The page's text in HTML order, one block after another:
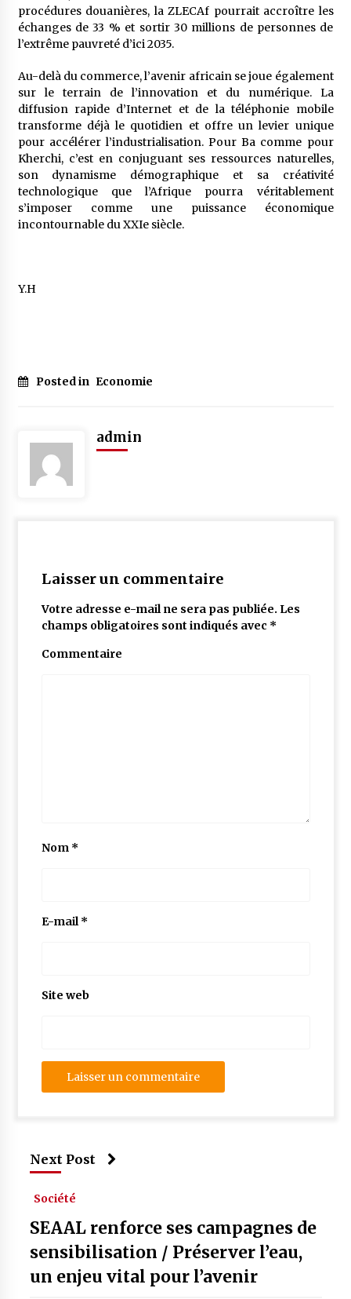
procédures douanières, la ZLECAf pourrait accroître les
échanges de 33 % et sortir 30 millions de personnes de
l’extrême pauvreté d’ici 2035.
Au-delà du commerce, l’avenir africain se joue également
sur le terrain de l’innovation et du numérique. La
diffusion rapide d’Internet et de la téléphonie mobile
transforme déjà le quotidien et offre un levier unique
pour accélérer l’industrialisation. Pour Ba comme pour
Kherchi, c’est en conjuguant ses ressources naturelles,
son dynamisme démographique et sa créativité
technologique que l’Afrique pourra véritablement
s’imposer comme une puissance économique
incontournable du XXIe siècle.
Y.H
Posted in Economie
admin
Laisser un commentaire
Votre adresse e-mail ne sera pas publiée. Les
champs obligatoires sont indiqués avec *
Commentaire
Nom *
E-mail*
Site web
Next Post
Société
SEAAL renforce ses campagnes de
sensibilisation / Préserver l’eau,
un enjeu vital pour l’avenir